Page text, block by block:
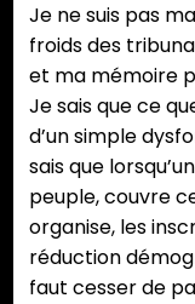
Je ne suis pas
froids des
et ma mémoire
Je sais que ce
d’un simple
sais que
peuple, couvre
organise, les
réduction
faut cesser de